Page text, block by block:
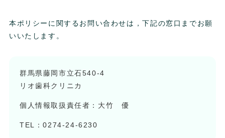
本ポリシーに関するお問い合わせは，下記の窓口までお願
いいたします。
群馬県藤岡市立石540-4
リオ歯科クリニカ
個人情報取扱責任者：大竹 優
TEL：0274-24-6230